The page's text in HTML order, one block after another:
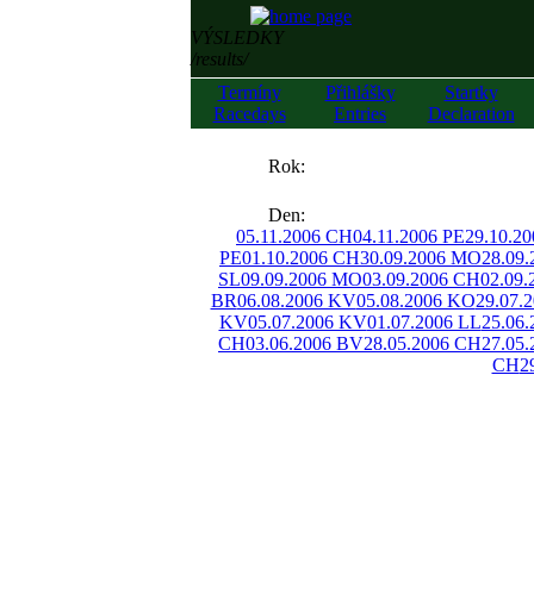
VÝSLEDKY
/results/
Termíny
Racedays
Přihlášky
Entries
Startky
Declaration
Rok:
Den:
05.11.2006 CH04.11.2006 PE
PE01.10.2006 CH30.09.2006 MO
SL09.09.2006 MO03.09.2006 CH
BR06.08.2006 KV05.08.2006 KO
KV05.07.2006 KV01.07.2006 LL
CH03.06.2006 BV28.05.2006 CH
CH